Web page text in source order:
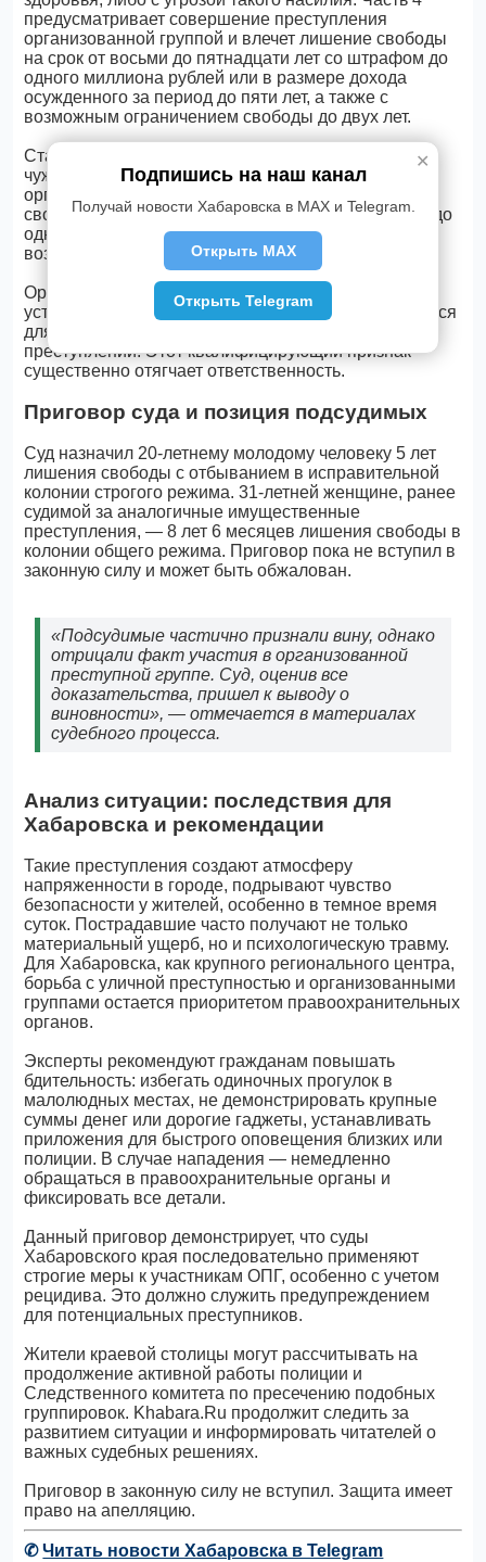
предусматривает совершение преступления
организованной группой и влечет лишение свободы
на срок от восьми до пятнадцати лет со штрафом до
одного миллиона рублей или в размере дохода
осужденного за период до пяти лет, а также с
возможным ограничением свободы до двух лет.
Статья 161 УК РФ (грабеж) — открытое хищение
чужого имущества. Часть 3 за совершение
организованной группой наказывается лишением
свободы от шести до двенадцати лет со штрафом до
одного миллиона рублей или дохода за пять лет, с
возможным ограничением свободы.
Организованная группа по ст. 35 УК РФ — это
устойчивое объединение лиц, заранее сплотившихся
для совершения одного или нескольких
преступлений. Этот квалифицирующий признак
существенно отягчает ответственность.
Приговор суда и позиция подсудимых
Суд назначил 20-летнему молодому человеку 5 лет
лишения свободы с отбыванием в исправительной
колонии строгого режима. 31-летней женщине, ранее
судимой за аналогичные имущественные
преступления, — 8 лет 6 месяцев лишения свободы в
колонии общего режима. Приговор пока не вступил в
законную силу и может быть обжалован.
«Подсудимые частично признали вину, однако
отрицали факт участия в организованной
преступной группе. Суд, оценив все
доказательства, пришел к выводу о
виновности», — отмечается в материалах
судебного процесса.
Анализ ситуации: последствия для
Хабаровска и рекомендации
Такие преступления создают атмосферу
напряженности в городе, подрывают чувство
безопасности у жителей, особенно в темное время
суток. Пострадавшие часто получают не только
материальный ущерб, но и психологическую травму.
Для Хабаровска, как крупного регионального центра,
борьба с уличной преступностью и организованными
группами остается приоритетом правоохранительных
органов.
Эксперты рекомендуют гражданам повышать
бдительность: избегать одиночных прогулок в
малолюдных местах, не демонстрировать крупные
суммы денег или дорогие гаджеты, устанавливать
приложения для быстрого оповещения близких или
полиции. В случае нападения — немедленно
обращаться в правоохранительные органы и
фиксировать все детали.
Данный приговор демонстрирует, что суды
Хабаровского края последовательно применяют
строгие меры к участникам ОПГ, особенно с учетом
рецидива. Это должно служить предупреждением
для потенциальных преступников.
Жители краевой столицы могут рассчитывать на
продолжение активной работы полиции и
Следственного комитета по пресечению подобных
группировок. Khabara.Ru продолжит следить за
развитием ситуации и информировать читателей о
важных судебных решениях.
Приговор в законную силу не вступил. Защита имеет
право на апелляцию.
✆Читать новости Хабаровска в Telegram
✕
Подпишись на наш канал
Получай новости Хабаровска в MAX и Telegram.
Открыть MAX
Открыть Telegram